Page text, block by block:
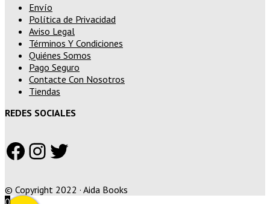
Envío
Política de Privacidad
Aviso Legal
Términos Y Condiciones
Quiénes Somos
Pago Seguro
Contacte Con Nosotros
Tiendas
REDES SOCIALES
Facebook
Instagram
Twitter
© Copyright 2022 · Aida Books
0